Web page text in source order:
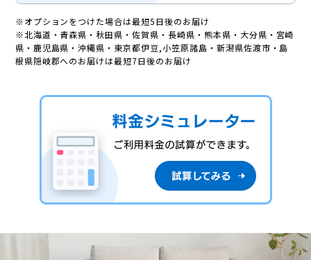
※オプションをつけた場合は最短5日後のお届け
※北海道・青森県・秋田県・佐賀県・長崎県・熊本県・大分県・宮崎
県・鹿児島県・沖縄県・東京都伊豆,小笠原諸島・新潟県佐渡市・島
根県隠岐郡へのお届けは最短7日後のお届け